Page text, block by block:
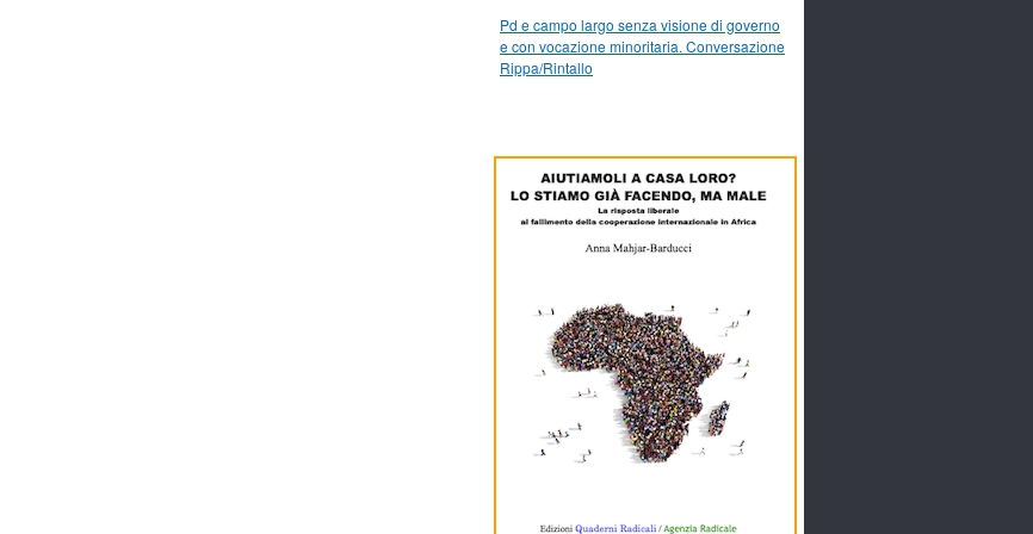
Pd e campo largo senza visione di governo
e con vocazione minoritaria. Conversazione
Rippa/Rintallo